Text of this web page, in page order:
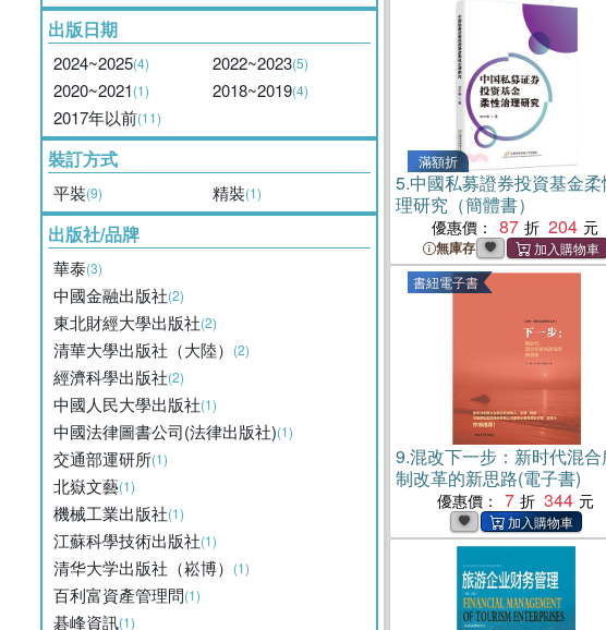
出版日期
2024~2025(4) 2022~2023(5)
2020~2021(1) 2018~2019(4)
2017年以前(11)
裝訂方式
平裝(9) 精裝(1)
出版社/品牌
華泰(3)
中國金融出版社(2)
東北財經大學出版社(2)
清華大學出版社（大陸） (2)
經濟科學出版社(2)
中國人民大學出版社(1)
中國法律圖書公司(法律出版社)(1)
交通部運研所(1)
北嶽文藝(1)
機械工業出版社(1)
江蘇科學技術出版社(1)
清华大学出版社（崧博） (1)
百利富資產管理問(1)
碁峰資訊(1)
滿額折
5.中國私募證券投資基金
理研究（簡體書）
優惠價： 87 204
無庫存
書紐電子書
9.混改下一步：新时代混
制改革的新思路(電子書)
優惠價： 7 344